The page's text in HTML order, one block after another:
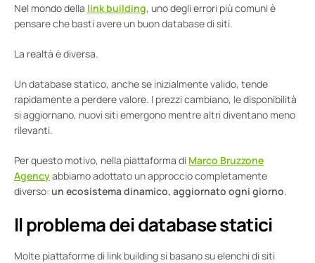
Nel mondo della link building, uno degli errori più comuni è
pensare che basti avere un buon database di siti.
La realtà è diversa.
Un database statico, anche se inizialmente valido, tende
rapidamente a perdere valore. I prezzi cambiano, le disponibilità
si aggiornano, nuovi siti emergono mentre altri diventano meno
rilevanti.
Per questo motivo, nella piattaforma di Marco Bruzzone
Agencyabbiamo adottato un approccio completamente
diverso: un ecosistema dinamico, aggiornato ogni giorno.
Il problema dei database statici
Molte piattaforme di link building si basano su elenchi di siti